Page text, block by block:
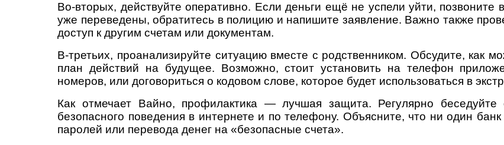
Во-вторых, действуйте оперативно. Если деньги ещё не успели уйти, позвоните
уже переведены, обратитесь в полицию и напишите заявление. Важно также
доступ к другим счетам или документам.
В-третьих, проанализируйте ситуацию вместе с родственником. Обсудите, как
план действий на будущее. Возможно, стоит установить на телефон
номеров, или договориться о кодовом слове, которое будет использоваться в
Как отмечает Вайно, профилактика — лучшая защита. Регулярно
безопасного поведения в интернете и по телефону. Объясните, что ни один
паролей или перевода денег на «безопасные счета».